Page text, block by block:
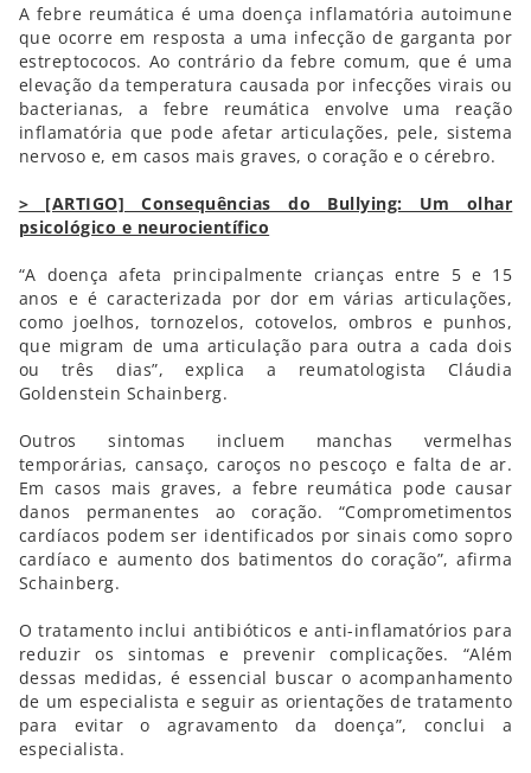
A febre reumática é uma doença inflamatória autoimune
que ocorre em resposta a uma infecção de garganta por
estreptococos. Ao contrário da febre comum, que é uma
elevação da temperatura causada por infecções virais ou
bacterianas, a febre reumática envolve uma reação
inflamatória que pode afetar articulações, pele, sistema
nervoso e, em casos mais graves, o coração e o cérebro.
> [ARTIGO] Consequências do Bullying: Um olhar
psicológico e neurocientífico
“A doença afeta principalmente crianças entre 5 e 15
anos e é caracterizada por dor em várias articulações,
como joelhos, tornozelos, cotovelos, ombros e punhos,
que migram de uma articulação para outra a cada dois
ou três dias”, explica a reumatologista Cláudia
Goldenstein Schainberg.
Outros sintomas incluem manchas vermelhas
temporárias, cansaço, caroços no pescoço e falta de ar.
Em casos mais graves, a febre reumática pode causar
danos permanentes ao coração. “Comprometimentos
cardíacos podem ser identificados por sinais como sopro
cardíaco e aumento dos batimentos do coração”, afirma
Schainberg.
O tratamento inclui antibióticos e anti-inflamatórios para
reduzir os sintomas e prevenir complicações. “Além
dessas medidas, é essencial buscar o acompanhamento
de um especialista e seguir as orientações de tratamento
para evitar o agravamento da doença”, conclui a
especialista.